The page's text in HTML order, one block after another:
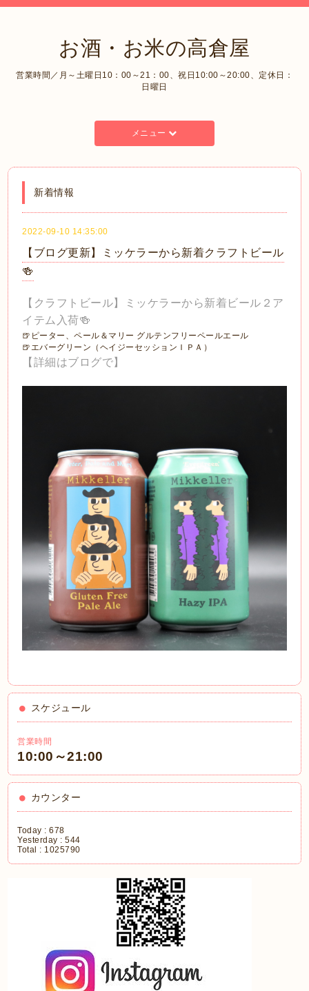
お酒・お米の高倉屋
営業時間／月～土曜日10：00～21：00、祝日10:00～20:00、定休日：
日曜日
メニュー
新着情報
2022-09-10 14:35:00
【ブログ更新】ミッケラーから新着クラフトビール
🍻
【クラフトビール】ミッケラーから新着ビール２ア
イテム入荷🍻
🍺ピーター、ペール＆マリー グルテンフリーペールエール
🍺エバーグリーン（ヘイジーセッションＩＰＡ）
【詳細はブログで】
スケジュール
営業時間
10:00～21:00
カウンター
Today :678
Yesterday :544
Total : 1025790